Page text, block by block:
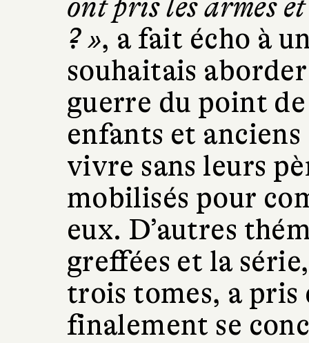
ont pris les armes
? », a fait écho à
souhaitais
guerre du point
enfants et
vivre sans leurs
mobilisés pour
eux. D’autres
greffées et la
trois tomes, a pris
finalement se